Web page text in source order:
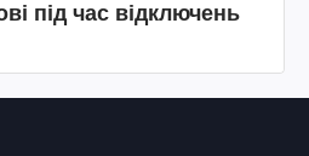
під час відключень